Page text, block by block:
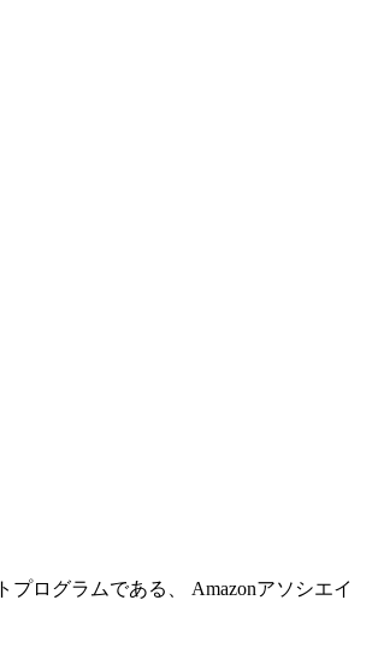
ログラムである、 Amazonアソシエイ